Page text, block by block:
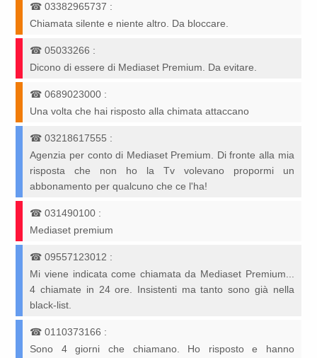
☎03382965737 :
Chiamata silente e niente altro. Da bloccare.
☎05033266 :
Dicono di essere di Mediaset Premium. Da evitare.
☎0689023000 :
Una volta che hai risposto alla chimata attaccano
☎03218617555 :
Agenzia per conto di Mediaset Premium. Di fronte alla mia
risposta che non ho la Tv volevano propormi un
abbonamento per qualcuno che ce l'ha!
☎031490100 :
Mediaset premium
☎09557123012 :
Mi viene indicata come chiamata da Mediaset Premium...
4 chiamate in 24 ore. Insistenti ma tanto sono già nella
black-list.
☎0110373166 :
Sono 4 giorni che chiamano. Ho risposto e hanno